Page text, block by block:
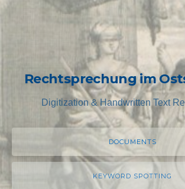
Rechtsprechung im
Digitization & Handwritten Text
DOCUMENTS
KEYWORD SPOTTING